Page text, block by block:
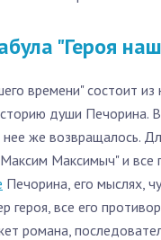
"Героя
времени" состоит
души Печорина.
нее же возвращалось.
Максимыч" и
Печорина, его мыслях,
героя, все его
романа,